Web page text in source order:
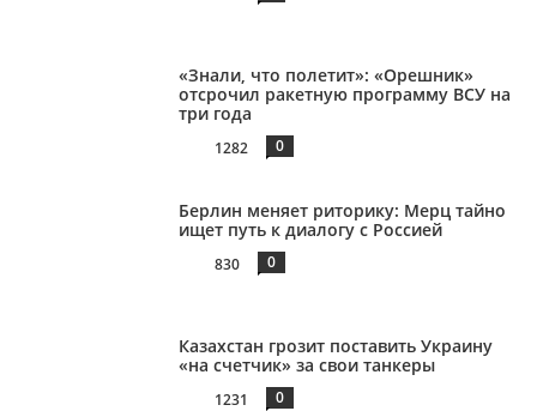
«Знали, что полетит»: «Орешник»
отсрочил ракетную программу ВСУ на
три года
1282 0
Берлин меняет риторику: Мерц тайно
ищет путь к диалогу с Россией
830 0
Казахстан грозит поставить Украину
«на счетчик» за свои танкеры
1231 0